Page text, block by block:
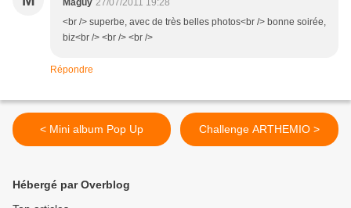
Maguy 27/07/2011 19:28
<br /> superbe, avec de très belles photos<br /> bonne soirée,
biz<br /> <br /> <br />
Répondre
< Mini album Pop Up Challenge ARTHEMIO >
Hébergé par Overblog